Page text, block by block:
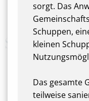
sorgt. Das
Schuppen,
kleinen
Das gesamte
teilweise